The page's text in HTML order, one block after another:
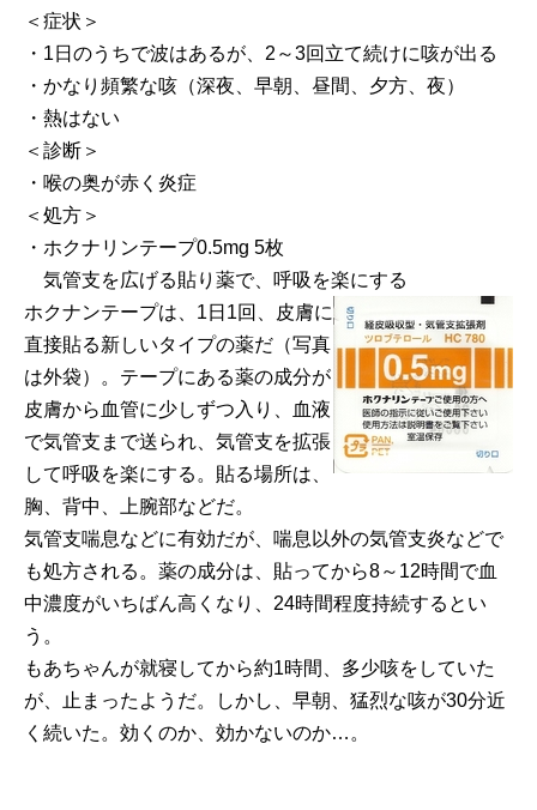
＜症状＞
・1日のうちで波はあるが、2～3回立て続けに咳が出る
・かなり頻繁な咳（深夜、早朝、昼間、夕方、夜）
・熱はない
＜診断＞
・喉の奥が赤く炎症
＜処方＞
・ホクナリンテープ0.5mg 5枚
気管支を広げる貼り薬で、呼吸を楽にする
ホクナンテープは、1日1回、皮膚に
直接貼る新しいタイプの薬だ（写真
は外袋）。テープにある薬の成分が
皮膚から血管に少しずつ入り、血液
で気管支まで送られ、気管支を拡張
して呼吸を楽にする。貼る場所は、
胸、背中、上腕部などだ。
気管支喘息などに有効だが、喘息以外の気管支炎などで
も処方される。薬の成分は、貼ってから8～12時間で血
中濃度がいちばん高くなり、24時間程度持続するとい
う。
もあちゃんが就寝してから約1時間、多少咳をしていた
が、止まったようだ。しかし、早朝、猛烈な咳が30分近
く続いた。効くのか、効かないのか…。